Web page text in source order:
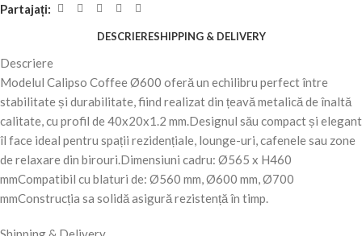
Partajați:
DESCRIERESHIPPING & DELIVERY
Descriere
Modelul Calipso Coffee Ø600 oferă un echilibru perfect între
stabilitate și durabilitate, fiind realizat din țeavă metalică de înaltă
calitate, cu profil de 40x20x1.2 mm.Designul său compact și elegant
îl face ideal pentru spații rezidențiale, lounge-uri, cafenele sau zone
de relaxare din birouri.Dimensiuni cadru: Ø565 x H460
mmCompatibil cu blaturi de: Ø560 mm, Ø600 mm, Ø700
mmConstrucția sa solidă asigură rezistență în timp.